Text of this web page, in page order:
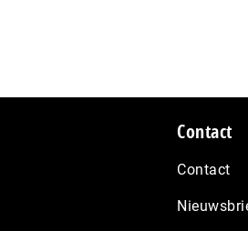
Contact
Contact